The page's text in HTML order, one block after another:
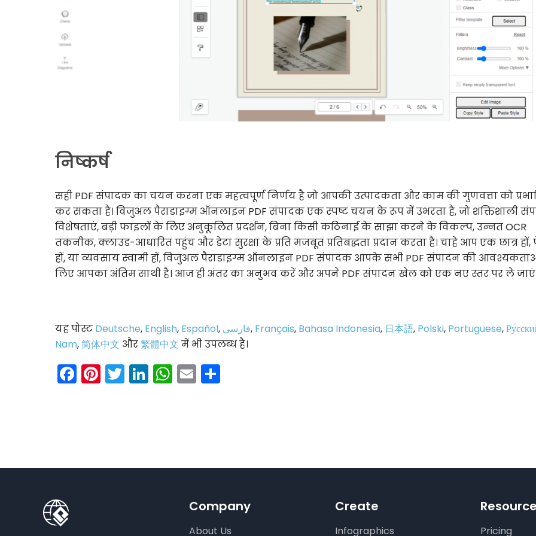
निष्कर्ष
सही PDF संपादक का चयन करना एक महत्वपूर्ण निर्णय है जो आपकी उत्पादकता और काम की गुणवत्ता को
कर सकता है। विजुअल पैराडाइग्म ऑनलाइन PDF संपादक एक स्पष्ट चयन के रूप में उभरता है, जो शक्तिशाली
विशेषताएं, बड़ी फाइलों के लिए अनुकूलित प्रदर्शन, बिना किसी कठिनाई के साझा करने के विकल्प, उन्नत OCR
तकनीक, क्लाउड-आधारित पहुंच और डेटा सुरक्षा के प्रति मजबूत प्रतिबद्धता प्रदान करता है। चाहे आप एक छात्र
हों, या व्यवसाय स्वामी हों, विजुअल पैराडाइग्म ऑनलाइन PDF संपादक आपके सभी PDF संपादन की
लिए आपका अंतिम साथी है। आज ही अंतर का अनुभव करें और अपने PDF संपादन खेल को एक नए स्तर पर ले
यह पोस्ट Deutsche, English, Español, فارسی, Français, Bahasa Indonesia, 日本語, Polski, Portuguese,
Nam,简体中文 और繁體中文 में भी उपलब्ध है।
Facebook
Pinterest
Twitter
LinkedIn
WhatsApp
Email
Company
About Us
Create
Infographics Pricing